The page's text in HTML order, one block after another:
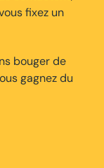
fixez un
bouger de
gagnez du